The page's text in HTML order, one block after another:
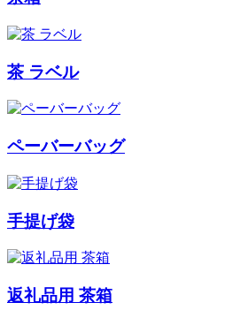
茶 ラベル
ペーバーバッグ
手提げ袋
返礼品用 茶箱